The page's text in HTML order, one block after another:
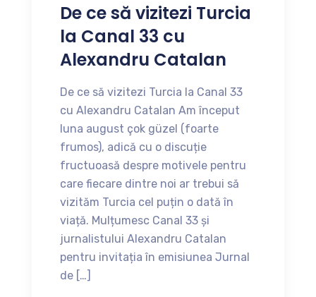
De ce să vizitezi Turcia
la Canal 33 cu
Alexandru Catalan
De ce să vizitezi Turcia la Canal 33
cu Alexandru Catalan Am început
luna august çok güzel (foarte
frumos), adică cu o discuție
fructuoasă despre motivele pentru
care fiecare dintre noi ar trebui să
vizităm Turcia cel puțin o dată în
viață. Mulțumesc Canal 33 și
jurnalistului Alexandru Catalan
pentru invitația în emisiunea Jurnal
de […]